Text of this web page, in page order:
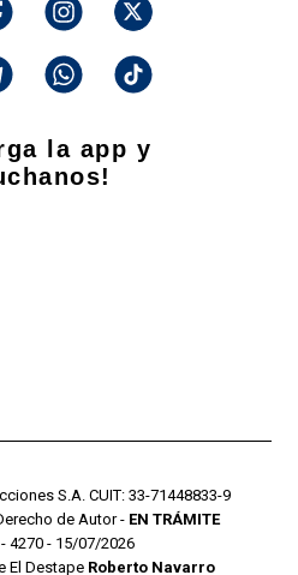
la app y
S.A. CUIT: 33-71448833-9
de Autor - EN TRÁMITE
4270 - 15/07/2026
El Destape Roberto Navarro